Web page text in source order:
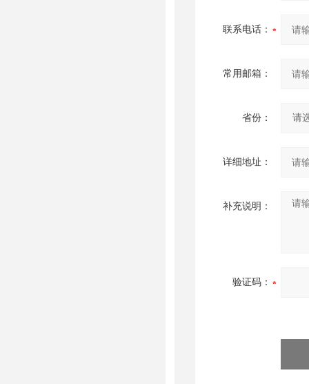
联系电话：
常用邮箱：
省份：
详细地址：
补充说明：
验证码：